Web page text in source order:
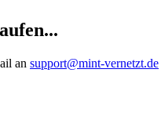
an support@mint-vernetzt.de